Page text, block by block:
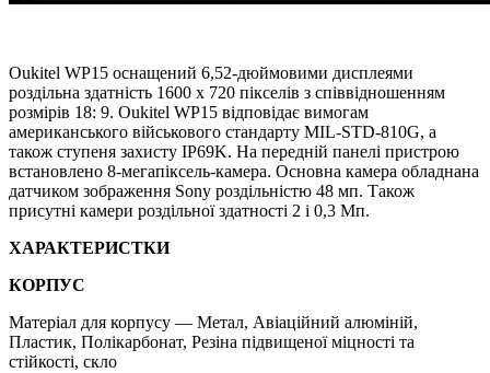
Oukitel WP15 оснащений 6,52-дюймовими дисплеями
роздільна здатність 1600 x 720 пікселів з співвідношенням
розмірів 18: 9. Oukitel WP15 відповідає вимогам
американського військового стандарту MIL-STD-810G, а
також ступеня захисту IP69K. На передній панелі пристрою
встановлено 8-мегапіксель-камера. Основна камера обладнана
датчиком зображення Sony роздільністю 48 мп. Також
присутні камери роздільної здатності 2 і 0,3 Мп.
ХАРАКТЕРИСТКИ
КОРПУС
Матеріал для корпусу — Метал, Авіаційний алюміній,
Пластик, Полікарбонат, Резіна підвищеної міцності та
стійкості, скло